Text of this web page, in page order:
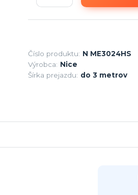
Číslo produktu: N ME3024HS
Výrobca: Nice
Šírka prejazdu: do 3 metrov